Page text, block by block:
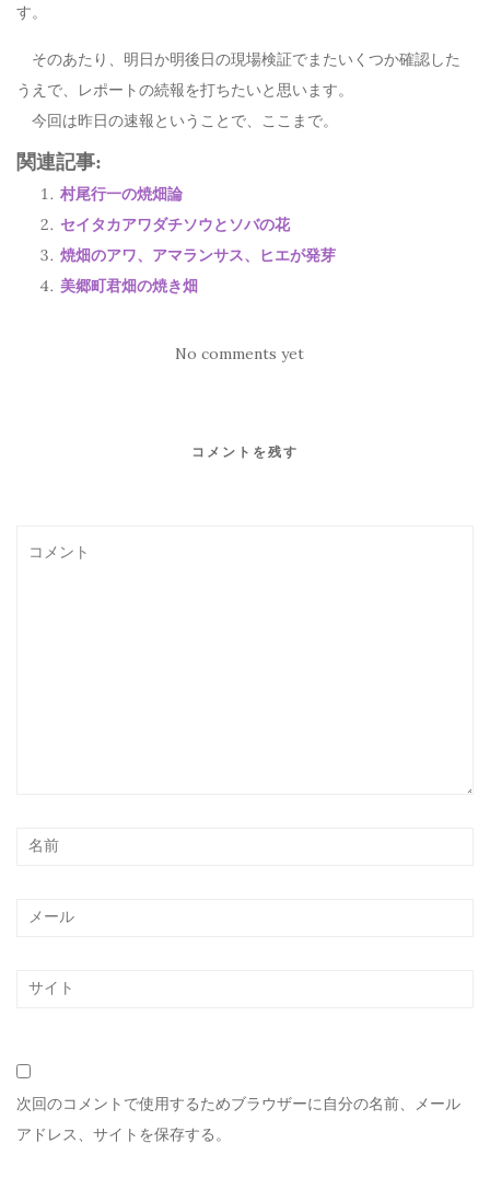
す。
そのあたり、明日か明後日の現場検証でまたいくつか確認した
うえで、レポートの続報を打ちたいと思います。
今回は昨日の速報ということで、ここまで。
関連記事:
村尾行一の焼畑論
セイタカアワダチソウとソバの花
焼畑のアワ、アマランサス、ヒエが発芽
美郷町君畑の焼き畑
No comments yet
コメントを残す
次回のコメントで使用するためブラウザーに自分の名前、メール
アドレス、サイトを保存する。